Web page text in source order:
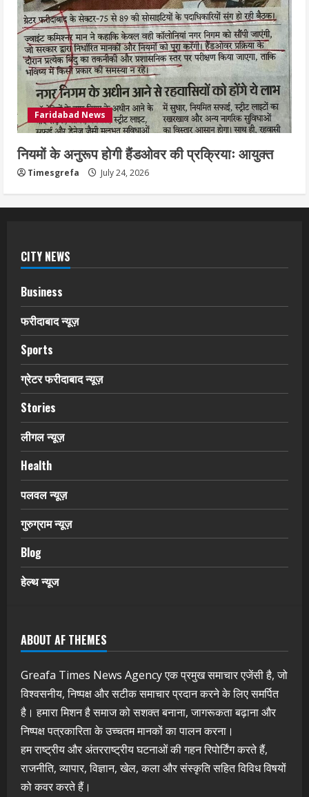
Faridabad News
नियमों के अनुरूप होगी हैंडओवर की प्रक्रियाः आयुक्त
Timesgrefa July 24, 2026
CITY NEWS
Business
फरीदाबाद न्यूज़
Sports
ग्रेटर फरीदाबाद न्यूज़
Stories
लीगल न्यूज़
Health
पलवल न्यूज़
गुरुग्राम न्यूज़
Blog
हेल्थ न्यूज
ABOUT AF THEMES
Greafa Times News Agency एक प्रमुख समाचार एजेंसी है, जो
विश्वसनीय, निष्पक्ष और सटीक समाचार प्रदान करने के लिए समर्पित
है। हमारा मिशन है समाज को सशक्त बनाना, जागरूकता बढ़ाना और
निष्पक्ष पत्रकारिता के उच्चतम मानकों का पालन करना।
हम राष्ट्रीय और अंतरराष्ट्रीय घटनाओं की गहन रिपोर्टिंग करते हैं,
राजनीति, व्यापार, विज्ञान, खेल, कला और संस्कृति सहित विविध विषयों
को कवर करते हैं।